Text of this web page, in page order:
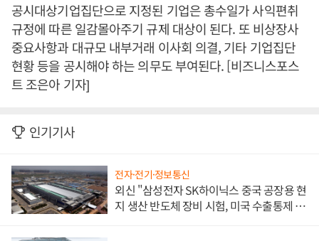
공시대상기업집단으로 지정된 기업은 총수일가 사익편취
규정에 따른 일감몰아주기 규제 대상이 된다. 또 비상장사
중요사항과 대규모 내부거래 이사회 의결, 기타 기업집단
현황 등을 공시해야 하는 의무도 부여된다. [비즈니스포스
트 조은아 기자]
인기기사
전자·전기·정보통신
외신 "삼성전자 SK하이닉스 중국 공장용 현
지 생산 반도체 장비 시험, 미국 수출통제 대